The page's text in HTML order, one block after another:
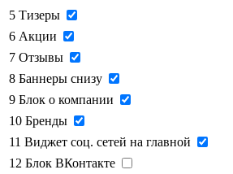
5 Тизеры
6 Акции
7 Отзывы
8 Баннеры снизу
9 Блок о компании
10 Бренды
11 Виджет соц. сетей на главной
12 Блок ВКонтакте